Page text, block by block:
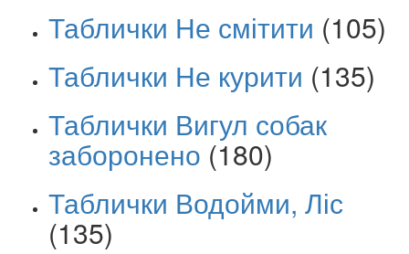
Таблички Не смітити (105)
Таблички Не курити (135)
Таблички Вигул собак
заборонено (180)
Таблички Водойми, Ліс
(135)